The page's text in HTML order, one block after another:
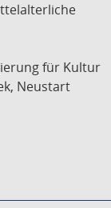
für Kultur
Neustart